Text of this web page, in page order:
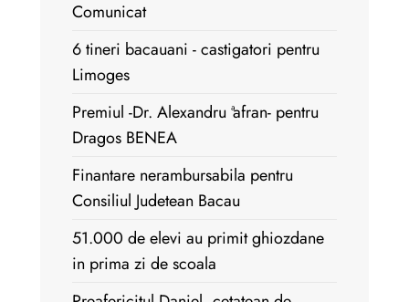
Comunicat
6 tineri bacauani - castigatori pentru
Limoges
Premiul -Dr. Alexandru ªafran- pentru
Dragos BENEA
Finantare nerambursabila pentru
Consiliul Judetean Bacau
51.000 de elevi au primit ghiozdane
in prima zi de scoala